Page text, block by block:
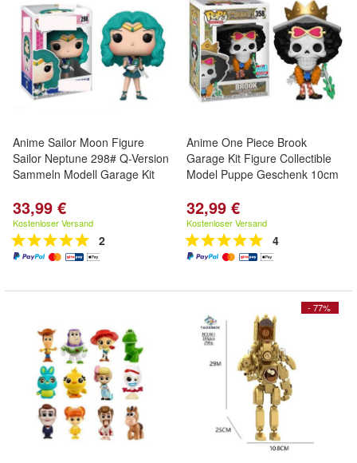
Anime Sailor Moon Figure
Sailor Neptune 298# Q-Version
Sammeln Modell Garage Kit
33,99 €
Kostenloser Versand
2
Anime One Piece Brook
Garage Kit Figure Collectible
Model Puppe Geschenk 10cm
32,99 €
Kostenloser Versand
4
- 77%